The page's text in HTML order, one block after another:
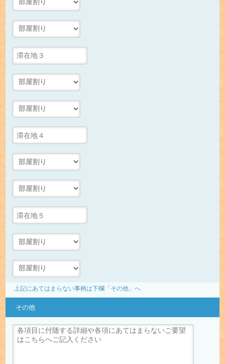
上記にあてはまらない事柄は下欄「その他」へ
その他